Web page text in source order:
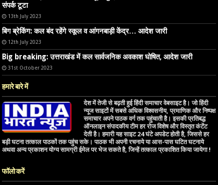
संपर्क टूटा
13th July 2023
बिग ब्रेकिंग: कल बंद रहेंगे स्कूल व आंगनबाड़ी केंद्र… आदेश जारी
12th July 2023
Big breaking: उत्तराखंड में कल सार्वजनिक अवकाश घोषित, आदेश जारी
31st October 2023
हमारे बारे में
देश में तेजी से बढ़ती हुई हिंदी समाचार वेबसाइट है। जो हिंदी
न्यूज साइटों में सबसे अधिक विश्वसनीय, प्रमाणिक और निष्पक्ष
समाचार अपने पाठक वर्ग तक पहुंचाती है। इसकी प्रतिबद्ध
ऑनलाइन संपादकीय टीम हर रोज विशेष और विस्तृत कंटेंट
देती है। हमारी यह साइट 24 घंटे अपडेट होती है, जिससे हर
बड़ी घटना तत्काल पाठकों तक पहुंच सके। पाठक भी अपनी रचनाये या आस-पास घटित घटनाये
अथवा अन्य प्रकाशन योग्य सामग्री ईमेल पर भेज सकते है, जिन्हें तत्काल प्रकाशित किया जायेगा !
फॉलो करें